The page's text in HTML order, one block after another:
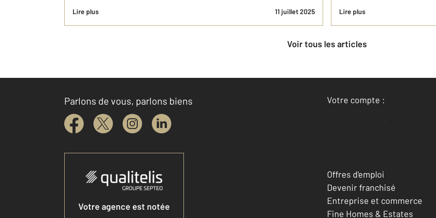
Lire plus 11 juillet 2025 Lire plus
Voir tous les articles
Parlons de vous, parlons biens
Votre compte :
Accéder à mon compte
Votre agence est notée
Offres d'emploi
Devenir franchisé
Entreprise et commerce
Fine Homes & Estates